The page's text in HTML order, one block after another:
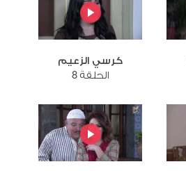
كرسي الزعيم
الحلقة 8